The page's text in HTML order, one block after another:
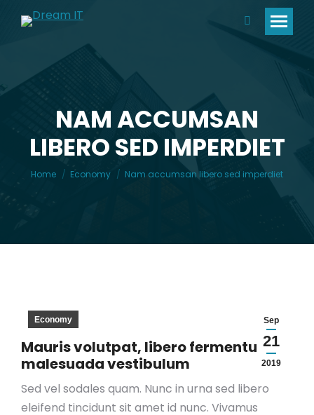
Search:
NAM ACCUMSAN
LIBERO SED IMPERDIET
You are here:
Home Economy Nam accumsan libero sed imperdiet
Sep
21
2019
Economy
Mauris volutpat, libero fermentum
malesuada vestibulum
Sed vel sodales quam. Nunc in urna sed libero
eleifend tincidunt sit amet id nunc. Vivamus